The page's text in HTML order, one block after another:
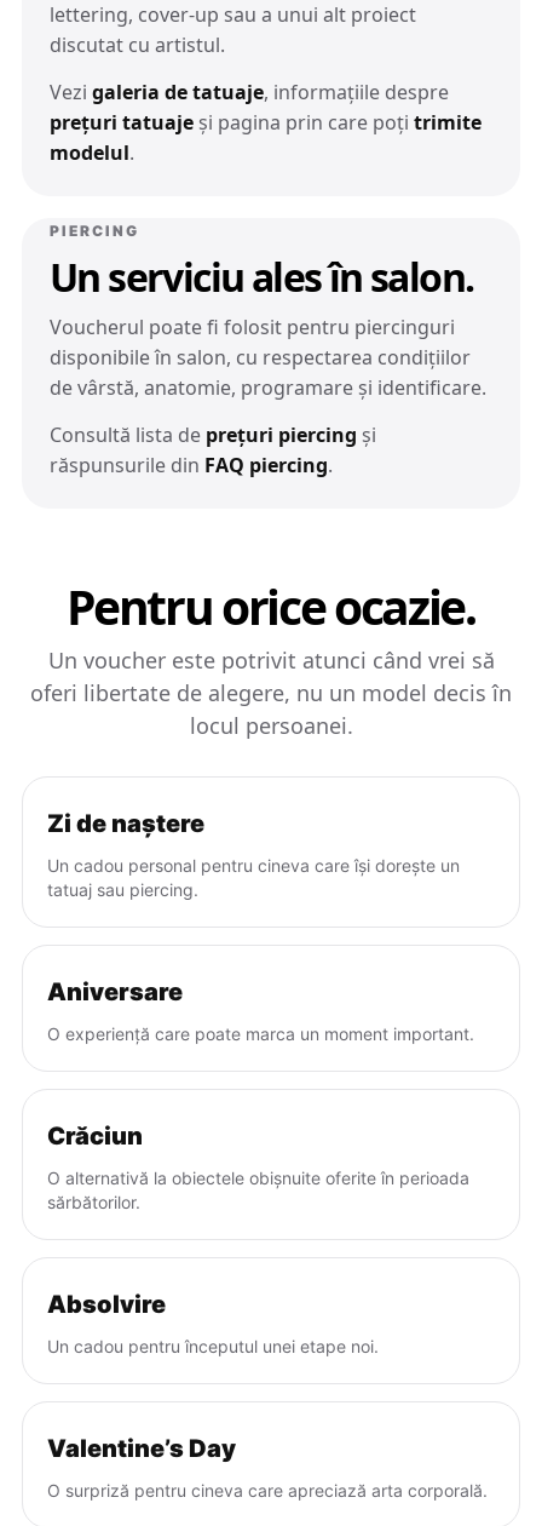
lettering, cover-up sau a unui alt proiect
discutat cu artistul.
Vezi galeria de tatuaje, informațiile despre
prețuri tatuaje și pagina prin care poți trimite
modelul.
PIERCING
Un serviciu ales în salon.
Voucherul poate fi folosit pentru piercinguri
disponibile în salon, cu respectarea condițiilor
de vârstă, anatomie, programare și identificare.
Consultă lista de prețuri piercing și
răspunsurile din FAQ piercing.
Pentru orice ocazie.
Un voucher este potrivit atunci când vrei să
oferi libertate de alegere, nu un model decis în
locul persoanei.
Zi de naștere
Un cadou personal pentru cineva care își dorește un
tatuaj sau piercing.
Aniversare
O experiență care poate marca un moment important.
Crăciun
O alternativă la obiectele obișnuite oferite în perioada
sărbătorilor.
Absolvire
Un cadou pentru începutul unei etape noi.
Valentine’s Day
O surpriză pentru cineva care apreciază arta corporală.